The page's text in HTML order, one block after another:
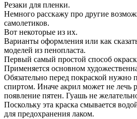
Резаки для пленки.
Немного расскажу про другие
самолетиков.
Вот некоторые из их.
Варианты оформления или как
моделей из пенопласта.
Первый самый простой способ
Применяется основном
Обязательно перед покраской нужно
спиртом. Иначе акрил может не лечь
появление пятен. Гуашь не
Поскольку эта краска смывается
для предохранения лаком.